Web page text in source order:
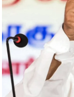
र्म
ज्यो
ति
ष
प्र
भु
म